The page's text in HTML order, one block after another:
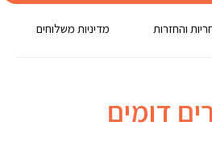
והחזרות מדיניות משלוחים
דומים